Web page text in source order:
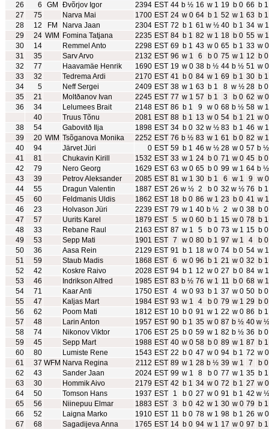
26
6 GM Ðvõrjov Igor 2394 EST 44 b ½ 16 w 1 19 b 0 66 b 1
27
75 Narva Mai 1700 EST 24 w 0 64 b 1 52 w 1 63 b 1
28
12 FM Narva Jaan 2304 EST 72 b 1 61 w ½ 40 b 1 34 w 1
29
24 WIM Fomina Tatjana 2235 EST 84 b 1 82 w 1 18 b 0 55 w 1
30
14 Remmel Anto 2298 EST 69 b 1 43 w 0 65 b 1 33 w 0
31
35 Sarv Arvo 2132 EST 96 w 1 6 b 0 75 w 1 12 b 0
32
77 Haavamäe Henrik 1690 EST 19 w 0 38 b ½ 44 b ½ 51 w 0
33
32 Tedrema Ardi 2170 EST 41 b 0 84 w 1 69 b 1 30 b 1
34
5 Neff Sergei 2409 EST 38 w 1 63 b 1 8 w ½ 28 b 0
35
21 Moltðanov Ivan 2245 EST 77 w 1 57 b 1 3 b 0 62 w 0
36
34 Lelumees Brait 2148 EST 86 b 1 9 w 0 68 b ½ 58 w 1
40
Truus Tõnu 2081 EST 88 b 1 13 w 0 54 b 1 21 w 0
38
54 Gabovitð Ilja 1898 EST 34 b 0 32 w ½ 83 b 1 46 w 1
39
20 WIM Tsõganova Monika 2252 EST 76 b ½ 83 w 1 61 b 0 82 w 1
40
94 Järvet Jüri 0 EST 59 b 1 46 w ½ 28 w 0 57 b ½
41
81 Chukavin Kirill 1532 EST 33 w 1 24 b 0 71 w 0 45 b 0
42
79 Nero Georg 1629 EST 63 w 0 65 b 0 99 w 1 64 b ½
43
39 Petrov Aleksander 2085 EST 81 w 1 30 b 1 6 w 1 9
w 0
44
55 Dragun Valentin 1887 EST 26 w ½ 2 b 0 32 w ½ 76 b 1
45
60 Feldmanis Uldis 1862 EST 18 b 0 86 w 1 23 b 0 41 w 1
46
23 Holvason Jüri 2239 EST 79 w 1 40 b ½ 2 w 0 38 b 0
47
57 Uurits Karel 1879 EST 5 w 0 60 b 1 15 w 0 78 b 1
48
33 Rebane Raul 2163 EST 87 w 1 5 b 0 73 w 1 15 b 0
49
53 Sepp Mati 1901 EST 7 w 0 80 b 1 97 w 1 4
b 0
50
36 Aasa Rein 2129 EST 91 b 1 18 w 0 74 b 0 54 w 1
51
59 Staub Madis 1868 EST 6 w 0 96 b 1 21 w 0 32 b 1
52
42 Koskre Raivo 2028 EST 94 b 1 12 w 0 27 b 0 84 w 1
53
46 Indrikson Alfred 1985 EST 83 b ½ 76 w 1 11 b 0 68 w 1
54
71 Kaar Anti 1750 EST 4 w 0 93 b 1 37 w 0 50 b 0
55
47 Kaljas Mart 1984 EST 93 w 1 4 b 0 79 w 1 29 b 0
56
62 Poom Mati 1812 EST 10 b 0 91 w 1 22 w 0 86 b 1
57
48 Larin Anton 1957 EST 90 b 1 35 w 0 87 b ½ 40 w ½
58
74 Nikonov Viktor 1706 EST 25 b 0 59 w 1 82 b ½ 36 b 0
59
45 Sepp Mart 1988 EST 40 w 0 58 b 0 89 w 1 87 b 1
60
80 Lumiste Rene 1543 EST 22 b 0 47 w 0 94 b 1 72 w 0
61
37 WFM Narva Regina 2112 EST 89 w 1 28 b ½ 39 w 1 7
b 0
62
43 Sander Jaan 2024 EST 99 w 1 8 b 0 77 w 1 35 b 1
63
30 Hommik Aivo 2179 EST 42 b 1 34 w 0 72 b 1 27 w 0
64
50 Tomson Hans 1937 EST 1 b 0 27 w 0 91 b 1 42 w ½
65
56 Niinepuu Elmar 1883 EST 3 b 0 42 w 1 30 w 0 79 b 1
66
52 Laigna Marko 1910 EST 11 b 0 78 w 1 98 b 1 26 w 0
67
68 Sagadijeva Anna 1765 EST 14 b 0 94 w 1 17 w 0 97 b 1